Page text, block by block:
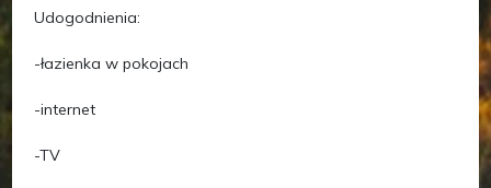
Udogodnienia:
-łazienka w pokojach
-internet
-TV